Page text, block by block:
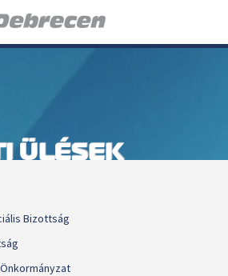
ÜLÉSEK
Bizottság